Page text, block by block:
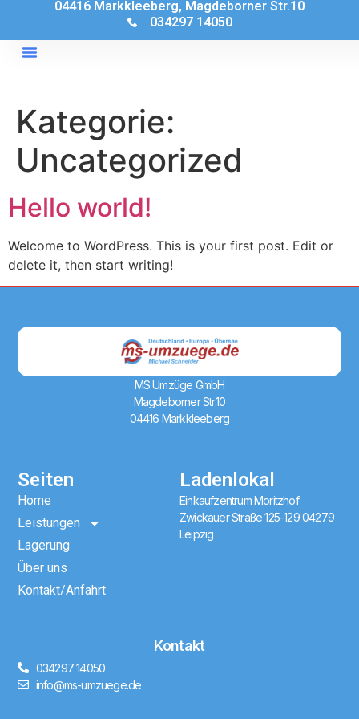
04416 Markkleeberg, Magdeborner Str.10
034297 14050
Kategorie:
Uncategorized
Hello world!
Welcome to WordPress. This is your first post. Edit or
delete it, then start writing!
MS Umzüge GmbH
Magdeborner Str.10
04416 Markkleeberg
Seiten
Home
Leistungen
Lagerung
Über uns
Kontakt/Anfahrt
Ladenlokal
Einkaufzentrum Moritzhof
Zwickauer Straße 125-129 04279
Leipzig
Kontakt
034297 14050
info@ms-umzuege.de